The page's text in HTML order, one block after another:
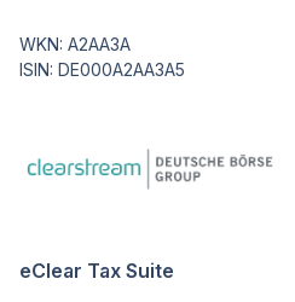
WKN: A2AA3A
ISIN: DE000A2AA3A5
eClear Tax Suite